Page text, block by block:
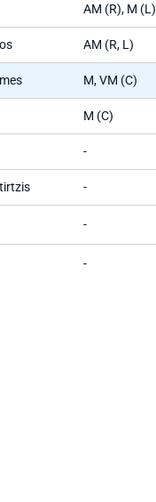
AM (R), M (L)
AM (R, L)
M, VM (C)
M (C)
-
-
-
-